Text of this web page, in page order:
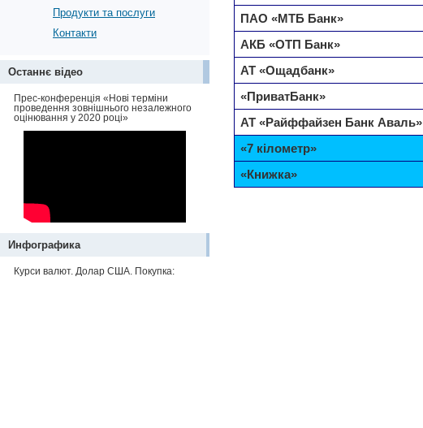
Продукти та послуги
Контакти
Останнє відео
Прес-конференція «Нові терміни
проведення зовнішнього незалежного
оцінювання у 2020 році»
Инфографика
Курси валют. Долар США. Покупка:
ПАО «МТБ Банк»
АКБ «ОТП Банк»
АТ «Ощадбанк»
«ПриватБанк»
АТ «Райффайзен Банк Аваль»
«7 кілометр»
«Книжка»